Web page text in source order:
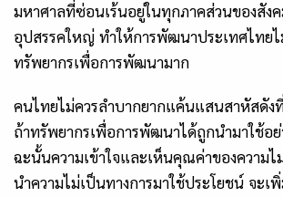
มหาศาลที่ซ่อนเร้นอยู่ในทุกภาคส่วนของสัง
อุปสรรคใหญ่ ทำให้การพัฒนาประเทศไทย
ทรัพยากรเพื่อการพัฒนามาก
คนไทยไม่ควรลำบากยากแค้นแสนสาหัสดัง
ถ้าทรัพยากรเพื่อการพัฒนาได้ถูกนำมาใช้อย่
ฉะนั้นความเข้าใจและเห็นคุณค่าของความไ
นำความไม่เป็นทางการมาใช้ประโยชน์ จะ